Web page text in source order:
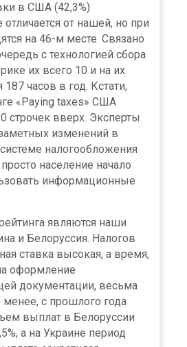
в США (42,3%)
отличается от нашей, но при
на 46-м месте. Связано
с технологией сбора
их всего 10 и на их
187 часов в год. Кстати,
«Paying taxes» США
строчек вверх. Эксперты
изменений в
налогообложения
население начало
информационные
являются наши
и Белоруссия. Налогов
ставка высокая, а время,
оформление
документации, весьма
с прошлого года
выплат в Белоруссии
а на Украине период